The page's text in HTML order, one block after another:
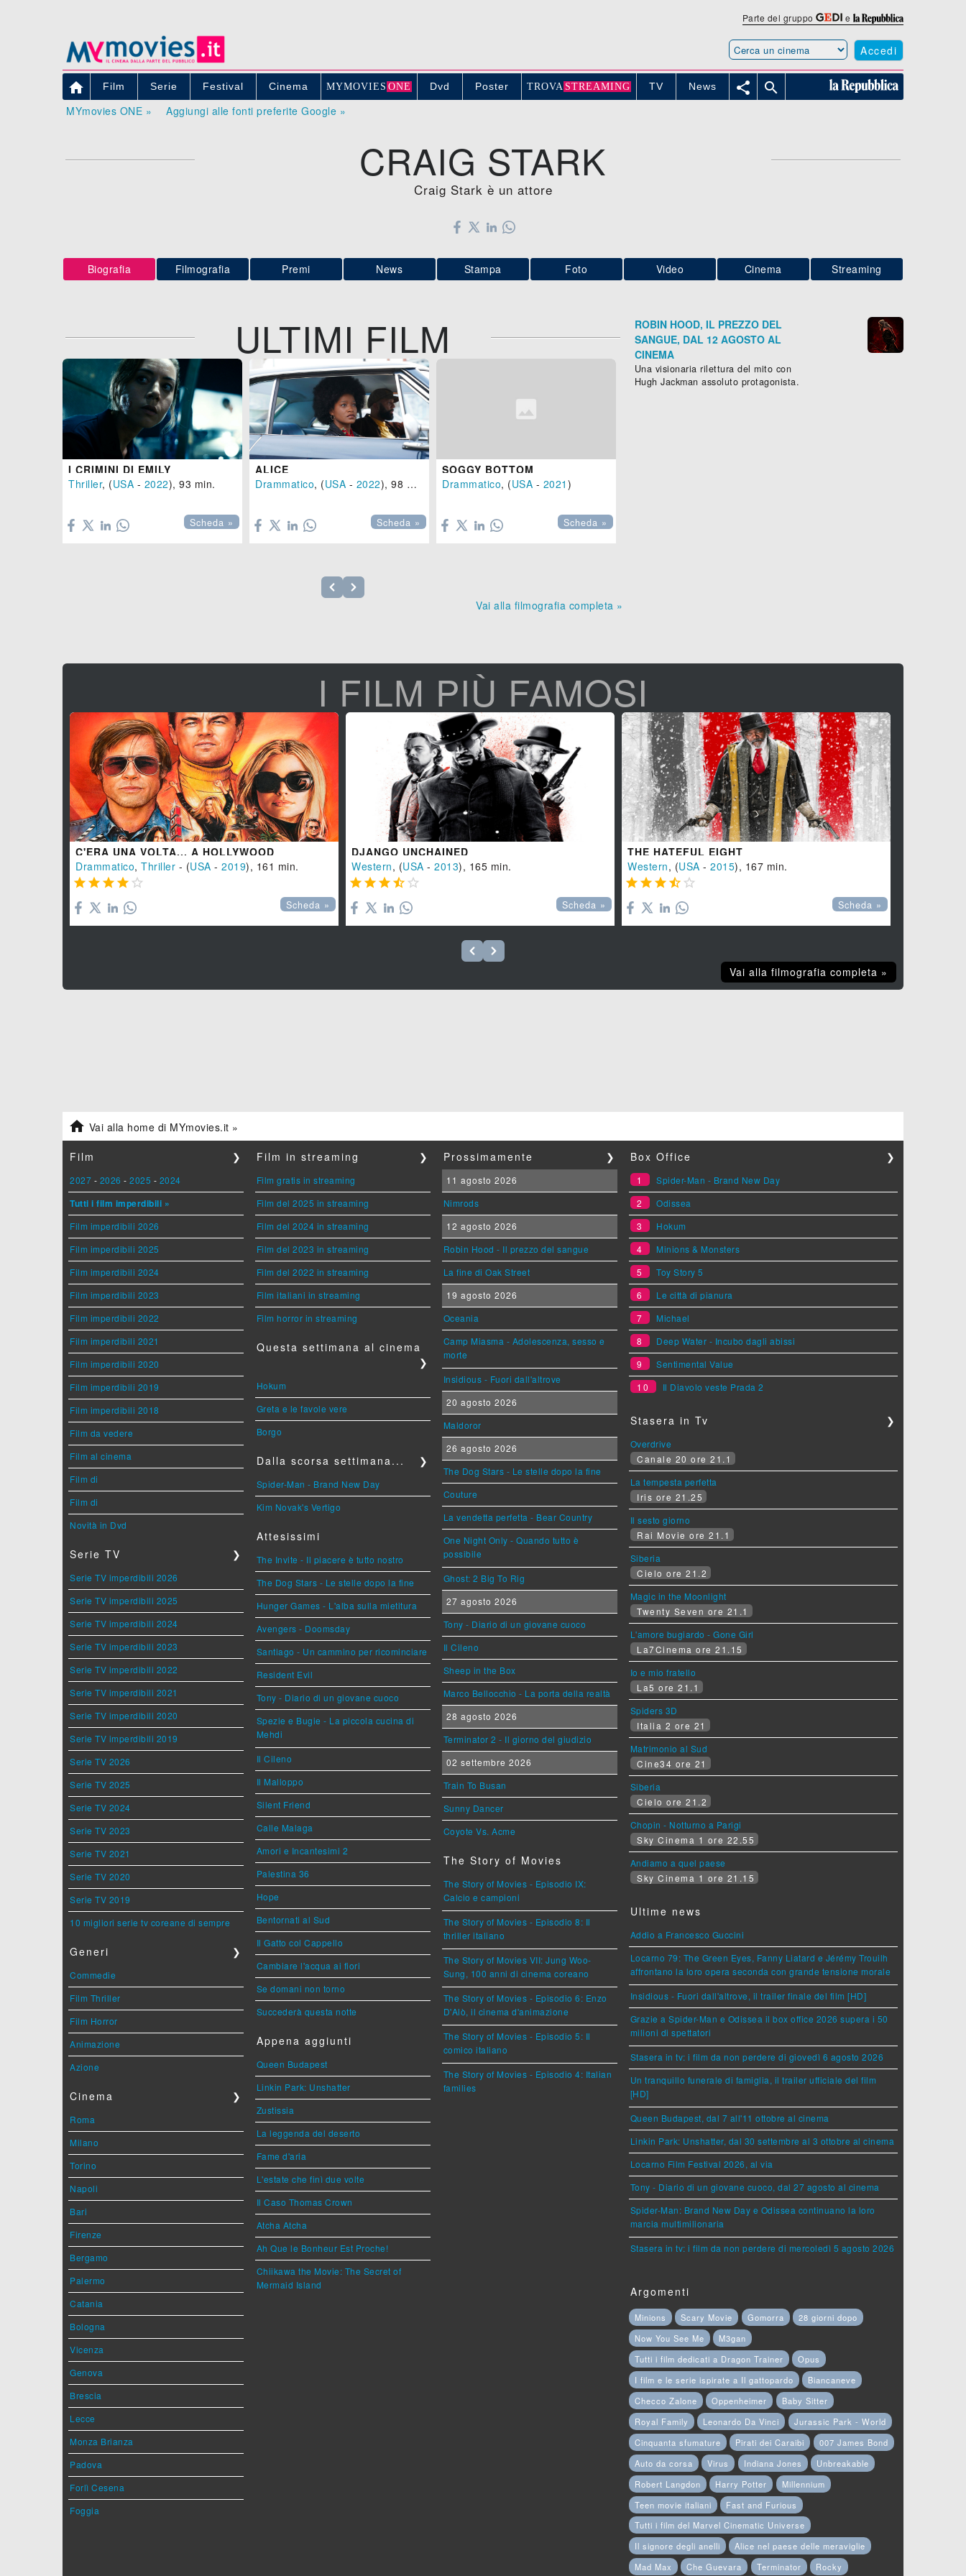
Parte del gruppo e
Accedi
 Film Serie Festival Cinema MYMOVIE S ONE Dvd Poster TROVA STREAMING TV News  
MYmovies ONE » Aggiungi alle fonti preferite Google »
CRAIG STARK
Craig Stark è un attore
Biografia Filmografia Premi News Stampa Foto Video Cinema Streaming
ULTIMI FILM
I CRIMINI DI EMILY
Thriller, (USA - 2022), 93 min.
Scheda »
ALICE
Drammatico, (USA - 2022), 98 min.
Scheda »
SOGGY BOTTOM
Drammatico, (USA - 2021 )
Scheda »
Vai alla filmografia completa »
ROBIN HOOD, IL PREZZO DEL
SANGUE, DAL 12 AGOSTO AL
CINEMA
Una visionaria rilettura del mito con
Hugh Jackman assoluto protagonista.
I FILM PIÙ FAMOSI
C'ERA UNA VOLTA... A HOLLYWOOD
Drammatico, Thriller - (USA - 2019), 161 min.
    
Scheda »
DJANGO UNCHAINED
Western, (USA - 2013), 165 min.
    
Scheda »
THE HATEFUL EIGHT
Western, (USA - 2015), 167 min.
    
Scheda »
Vai alla filmografia completa »
 Vai alla home di MYmovies.it »
Film ❯
2027 - 2026 - 2025 - 2024
Tutti i film imperdibili »
Film imperdibili 2026
Film imperdibili 2025
Film imperdibili 2024
Film imperdibili 2023
Film imperdibili 2022
Film imperdibili 2021
Film imperdibili 2020
Film imperdibili 2019
Film imperdibili 2018
Film da vedere
Film al cinema
Film di
Film di
Novità in Dvd
Serie TV ❯
Serie TV imperdibili 2026
Serie TV imperdibili 2025
Serie TV imperdibili 2024
Serie TV imperdibili 2023
Serie TV imperdibili 2022
Serie TV imperdibili 2021
Serie TV imperdibili 2020
Serie TV imperdibili 2019
Serie TV 2026
Serie TV 2025
Serie TV 2024
Serie TV 2023
Serie TV 2021
Serie TV 2020
Serie TV 2019
10 migliori serie tv coreane di sempre
Generi ❯
Commedie
Film Thriller
Film Horror
Animazione
Azione
Cinema ❯
Roma
Milano
Torino
Napoli
Bari
Firenze
Bergamo
Palermo
Catania
Bologna
Vicenza
Genova
Brescia
Lecce
Monza Brianza
Padova
Forlì Cesena
Foggia
Film in streaming ❯
Film gratis in streaming
Film del 2025 in streaming
Film del 2024 in streaming
Film del 2023 in streaming
Film del 2022 in streaming
Film italiani in streaming
Film horror in streaming
Questa settimana al cinema
❯
Hokum
Greta e le favole vere
Borgo
Dalla scorsa settimana... ❯
Spider-Man - Brand New Day
Kim Novak's Vertigo
Attesissimi
The Invite - Il piacere è tutto nostro
The Dog Stars - Le stelle dopo la fine
Hunger Games - L'alba sulla mietitura
Avengers - Doomsday
Santiago - Un cammino per ricominciare
Resident Evil
Tony - Diario di un giovane cuoco
Spezie e Bugie - La piccola cucina di
Mehdi
Il Cileno
Il Malloppo
Silent Friend
Calle Malaga
Amori e Incantesimi 2
Palestina 36
Hope
Bentornati al Sud
Il Gatto col Cappello
Cambiare l'acqua ai fiori
Se domani non torno
Succederà questa notte
Appena aggiunti
Queen Budapest
Linkin Park: Unshatter
Zustissia
La leggenda del deserto
Fame d'aria
L'estate che finì due volte
Il Caso Thomas Crown
Atcha Atcha
Ah Que le Bonheur Est Proche!
Chiikawa the Movie: The Secret of
Mermaid Island
Prossimamente ❯
11 agosto 2026
Nimrods
12 agosto 2026
Robin Hood - Il prezzo del sangue
La fine di Oak Street
19 agosto 2026
Oceania
Camp Miasma - Adolescenza, sesso e
morte
Insidious - Fuori dall'altrove
20 agosto 2026
Maldoror
26 agosto 2026
The Dog Stars - Le stelle dopo la fine
Couture
La vendetta perfetta - Bear Country
One Night Only - Quando tutto è
possibile
Ghost: 2 Big To Rig
27 agosto 2026
Tony - Diario di un giovane cuoco
Il Cileno
Sheep in the Box
Marco Bellocchio - La porta della realtà
28 agosto 2026
Terminator 2 - Il giorno del giudizio
02 settembre 2026
Train To Busan
Sunny Dancer
Coyote Vs. Acme
The Story of Movies
The Story of Movies - Episodio IX:
Calcio e campioni
The Story of Movies - Episodio 8: Il
thriller italiano
The Story of Movies VII: Jung Woo-
Sung, 100 anni di cinema coreano
The Story of Movies - Episodio 6: Enzo
D'Alò, il cinema d'animazione
The Story of Movies - Episodio 5: Il
comico italiano
The Story of Movies - Episodio 4: Italian
families
Box Office ❯
1
Spider-Man - Brand New Day
2
Odissea
3
Hokum
4
Minions & Monsters
5
Toy Story 5
6
Le città di pianura
7
Michael
8
Deep Water - Incubo dagli abissi
9
Sentimental Value
10
Il Diavolo veste Prada 2
Stasera in Tv ❯
Overdrive
Canale 20 ore 21.1
La tempesta perfetta
Iris ore 21.25
Il sesto giorno
Rai Movie ore 21.1
Siberia
Cielo ore 21.2
Magic in the Moonlight
Twenty Seven ore 21.1
L'amore bugiardo - Gone Girl
La7Cinema ore 21.15
Io e mio fratello
La5 ore 21.1
Spiders 3D
Italia 2 ore 21
Matrimonio al Sud
Cine34 ore 21
Siberia
Cielo ore 21.2
Chopin - Notturno a Parigi
Sky Cinema 1 ore 22.55
Andiamo a quel paese
Sky Cinema 1 ore 21.15
Ultime news
Addio a Francesco Guccini
Locarno 79: The Green Eyes, Fanny Liatard e Jérémy Trouilh
affrontano la loro opera seconda con grande tensione morale
Insidious - Fuori dall'altrove, il trailer finale del film [HD]
Grazie a Spider-Man e Odissea il box office 2026 supera i 50
milioni di spettatori
Stasera in tv: i film da non perdere di giovedì 6 agosto 2026
Un tranquillo funerale di famiglia, il trailer ufficiale del film
[HD]
Queen Budapest, dal 7 all'11 ottobre al cinema
Linkin Park: Unshatter, dal 30 settembre al 3 ottobre al cinema
Locarno Film Festival 2026, al via
Tony - Diario di un giovane cuoco, dal 27 agosto al cinema
Spider-Man: Brand New Day e Odissea continuano la loro
marcia multimilionaria
Stasera in tv: i film da non perdere di mercoledì 5 agosto 2026
Argomenti
Minions Scary Movie Gomorra
28 giorni dopo
Now You See Me
M3gan
Tutti i film dedicati a Dragon Trainer
Opus
I film e le serie ispirate a Il gattopardo
Biancaneve
Checco Zalone
Oppenheimer
Baby Sitter
Royal Family
Leonardo Da Vinci
Jurassic Park - World
Cinquanta sfumature
Pirati dei Caraibi
007 James Bond
Auto da corsa
Virus Indiana Jones
Unbreakable
Robert Langdon
Harry Potter
Millennium
Teen movie italiani
Fast and Furious
Tutti i film del Marvel Cinematic Universe
Il signore degli anelli
Alice nel paese delle meraviglie
Mad Max
Che Guevara Terminator Rocky